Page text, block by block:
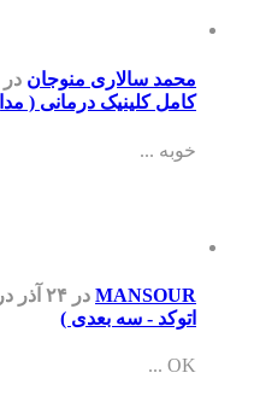
محمد سالاری منوجان در ۲۴ آذر
کامل کلینیک درمانی (
خوبه ...
MANSOUR در ۲۴ آذر
اتوکد - سه بعدی )
OK ...